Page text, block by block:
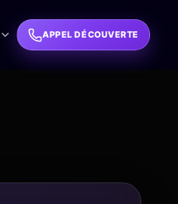
APPEL DÉCOUVERTE